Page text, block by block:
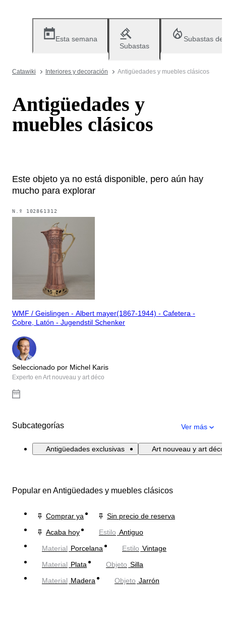
Esta semana
Subastas
Subastas
Catawiki Interiores y decoración Antigüedades y muebles clásicos
Antigüedades y
muebles clásicos
Este objeto ya no está disponible, pero aún hay
mucho para explorar
N.º 102861312
WMF / Geislingen - Albert mayer(1867-1944) - Cafetera -
Cobre, Latón - Jugendstil Schenker
Seleccionado por Michel Karis
Experto en Art nouveau y art déco
Subcategorías Ver más
Antigüedades exclusivas Art nouveau y art
Popular en Antigüedades y muebles clásicos
Comprar ya
Sin precio de reserva
Acaba hoy
Estilo Antiguo
Material Porcelana Estilo Vintage
Material Plata Objeto Silla
Material Madera Objeto Jarrón